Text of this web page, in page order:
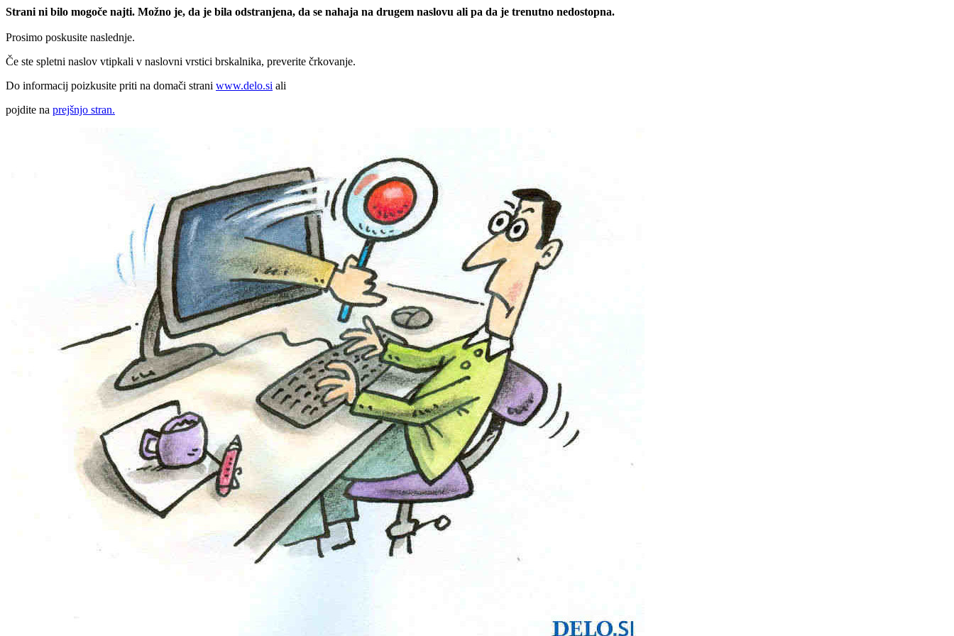
Strani ni bilo mogoče najti. Možno je, da je bila odstranjena, da se nahaja na drugem naslovu ali pa da je trenutno nedostopna.
Prosimo poskusite naslednje.
Če ste spletni naslov vtipkali v naslovni vrstici brskalnika, preverite črkovanje.
Do informacij poizkusite priti na domači strani www.delo.si ali
pojdite na prejšnjo stran.